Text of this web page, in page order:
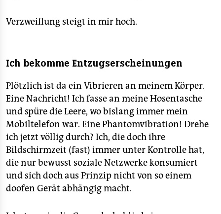
Verzweiflung steigt in mir hoch.
Ich bekomme Entzugserscheinungen
Plötzlich ist da ein Vibrieren an meinem Körper.
Eine Nachricht! Ich fasse an meine Hosentasche
und spüre die Leere, wo bislang immer mein
Mobiltelefon war. Eine Phantomvibration! Drehe
ich jetzt völlig durch? Ich, die doch ihre
Bildschirmzeit (fast) immer unter Kontrolle hat,
die nur bewusst soziale Netzwerke konsumiert
und sich doch aus Prinzip nicht von so einem
doofen Gerät abhängig macht.